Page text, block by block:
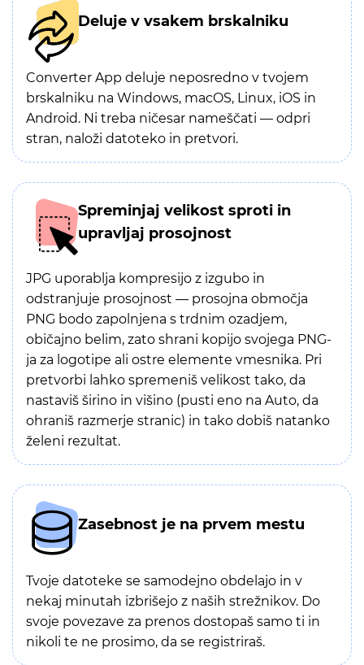
Deluje v vsakem brskalniku
Converter App deluje neposredno v tvojem
brskalniku na Windows, macOS, Linux, iOS in
Android. Ni treba ničesar nameščati — odpri
stran, naloži datoteko in pretvori.
Spreminjaj velikost sproti in
upravljaj prosojnost
JPG uporablja kompresijo z izgubo in
odstranjuje prosojnost — prosojna območja
PNG bodo zapolnjena s trdnim ozadjem,
običajno belim, zato shrani kopijo svojega PNG-
ja za logotipe ali ostre elemente vmesnika. Pri
pretvorbi lahko spremeniš velikost tako, da
nastaviš širino in višino (pusti eno na Auto, da
ohraniš razmerje stranic) in tako dobiš natanko
želeni rezultat.
Zasebnost je na prvem mestu
Tvoje datoteke se samodejno obdelajo in v
nekaj minutah izbrišejo z naših strežnikov. Do
svoje povezave za prenos dostopaš samo ti in
nikoli te ne prosimo, da se registriraš.